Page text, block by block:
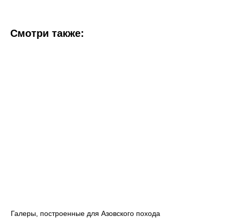
Смотри также:
Галеры, построенные для Азовского похода